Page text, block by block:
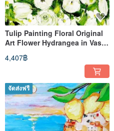
Tulip Painting Floral Original
Art Flower Hydrangea in Vase
10 x 10
4,407฿
จัดส่งฟรี